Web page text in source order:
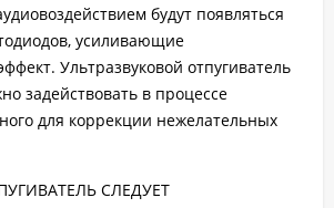
будут появляться
усиливающие
Ультразвуковой отпугиватель
задействовать в процессе
для коррекции нежелательных
СЛЕДУЕТ